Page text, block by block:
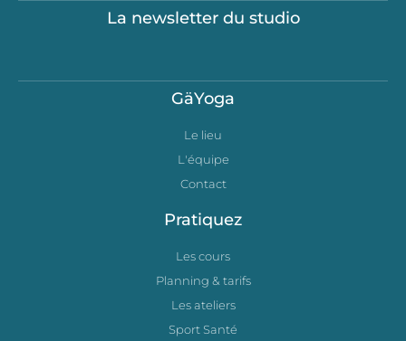
La newsletter du studio
GäYoga
Le lieu
L'équipe
Contact
Pratiquez
Les cours
Planning & tarifs
Les ateliers
Sport Santé